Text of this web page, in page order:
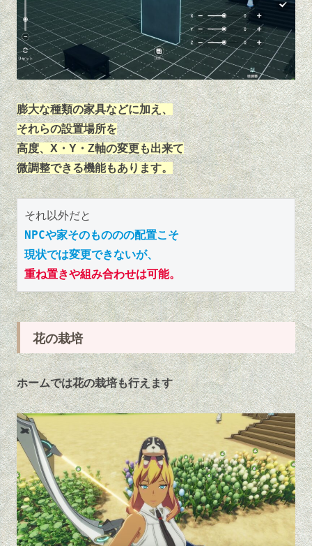
膨大な種類の家具などに加え、
それらの設置場所を
高度、X・Y・Z軸の変更も出来て
微調整できる機能もあります。
それ以外だと
NPCや家そのもののの配置こそ
現状では変更できないが、
重ね置きや組み合わせは可能。
花の栽培
ホームでは花の栽培も行えます